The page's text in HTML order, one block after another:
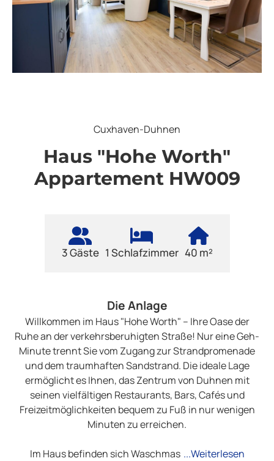
Next
Cuxhaven-Duhnen
Haus "Hohe Worth"
Appartement HW009
3 Gäste 1 Schlafzimmer 40 m²
Die Anlage
Willkommen im Haus "Hohe Worth" – Ihre Oase der
Ruhe an der verkehrsberuhigten Straße! Nur eine Geh-
Minute trennt Sie vom Zugang zur Strandpromenade
und dem traumhaften Sandstrand. Die ideale Lage
ermöglicht es Ihnen, das Zentrum von Duhnen mit
seinen vielfältigen Restaurants, Bars, Cafés und
Freizeitmöglichkeiten bequem zu Fuß in nur wenigen
Minuten zu erreichen.
Im Haus befinden sich Waschmas ...Weiterlesen